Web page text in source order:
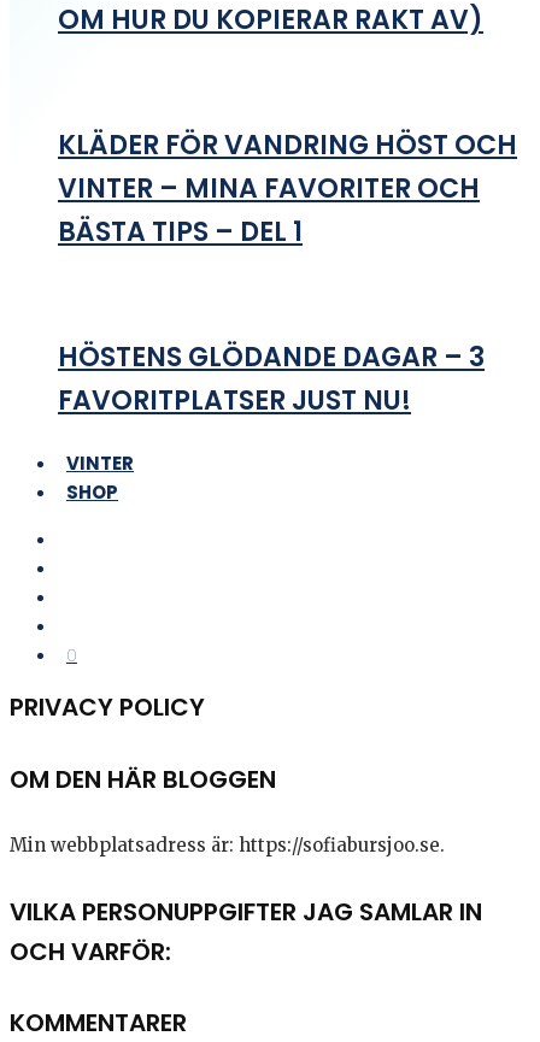
OM HUR DU KOPIERAR RAKT AV)
KLÄDER FÖR VANDRING HÖST OCH
VINTER – MINA FAVORITER OCH
BÄSTA TIPS – DEL 1
HÖSTENS GLÖDANDE DAGAR – 3
FAVORITPLATSER JUST NU!
VINTER
SHOP
0
PRIVACY POLICY
OM DEN HÄR BLOGGEN
Min webbplatsadress är: https://sofiabursjoo.se.
VILKA PERSONUPPGIFTER JAG SAMLAR IN
OCH VARFÖR:
KOMMENTARER